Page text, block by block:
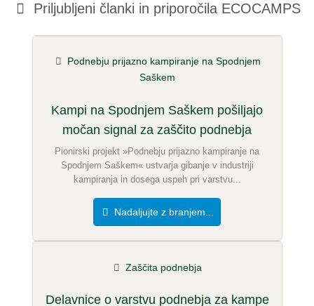
Priimek
Elektronski naslov (ne bo objavljen)
S tem sprejemam pogoje in določila
izjavo o varstvu podatkov.
postaviti javno vprašanje Prekliči
Opomba:Upoštevajte, da so javna vprašanjavidna vsem
Kliknite tukaj, če želite postaviti
posamezno vprašanje
vnosu ECOCAMP
Priljubljeni članki in priporočila ECOCAMPS
Kampi na Spodnjem Saškem pošiljajo
močan signal za zaščito podnebja
Podnebju prijazno kampiranje na Spodnjem
Saškem
Pionirski projekt »Podnebju prijazno kampiranje na
Spodnjem Saškem« ustvarja gibanje v industriji
kampiranja in dosega uspeh pri varstvu...
Nadaljujte z branjem...
Delavnice o varstvu podnebja za kampe
Zaščita podnebja